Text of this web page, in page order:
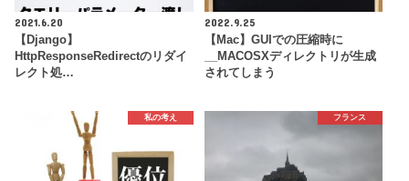
2021.6.20
【Django】
HttpResponseRedirectのリダイ
レクト処…
2022.9.25
【Mac】GUIでの圧縮時に
__MACOSXディレクトリが生成
されてしまう
私の考え フランス